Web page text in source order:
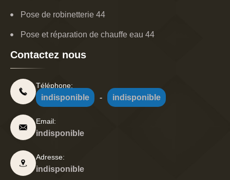
Pose de robinetterie 44
Pose et réparation de chauffe eau 44
Contactez nous
Téléphone:
indisponible - indisponible
Email:
indisponible
Adresse:
indisponible